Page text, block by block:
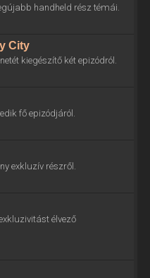
handheld rész témái.
City
kiegészítő két epizódról.
fő epizódjáról.
exkluzív részről.
élvező